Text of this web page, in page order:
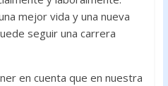
mejor vida y una nueva
seguir una carrera
en cuenta que en nuestra